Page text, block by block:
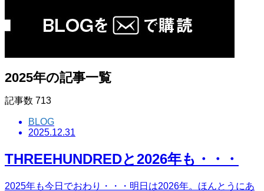
2025年の記事一覧
記事数 713
BLOG
2025.12.31
THREEHUNDREDと2026年も・・・
2025年も今日でおわり・・・明日は2026年。ほんとうにあ